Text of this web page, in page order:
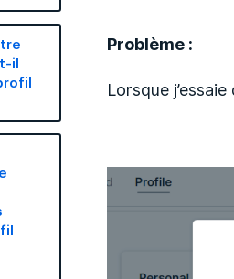
il
Problème :
Lorsque